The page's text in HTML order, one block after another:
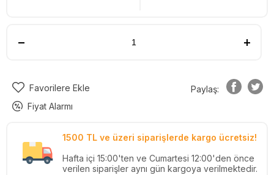
Favorilere Ekle
Fiyat Alarmı
Paylaş:
1500 TL ve üzeri siparişlerde kargo ücretsiz!
Hafta içi 15:00'ten ve Cumartesi 12:00'den önce
verilen siparişler aynı gün kargoya verilmektedir.